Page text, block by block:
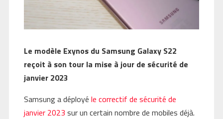
Le modèle Exynos du Samsung Galaxy S22
reçoit à son tour la mise à jour de sécurité de
janvier 2023
Samsung a déployé le correctif de sécurité de
janvier 2023 sur un certain nombre de mobiles déjà.